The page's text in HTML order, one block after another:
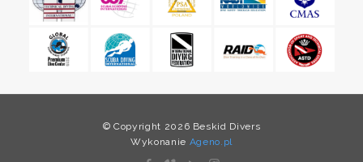
© Copyright 2026 Beskid Divers
Wykonanie Ageno.pl